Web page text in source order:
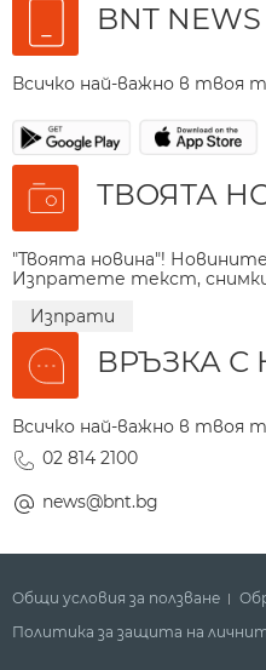
BNT
Всичко най-важно в твоя
ТВОЯТА
"Твоята новина"!
Изпратете текст,
Изпрати
ВРЪЗКА С
Всичко най-важно в твоя
02 814 2100
news@bnt.bg
Общи условия за ползване
Политика за защита на